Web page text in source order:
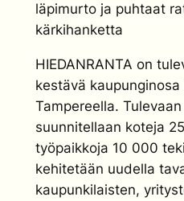
läpimurto ja puhtaat
kärkihanketta
HIEDANRANTA on
kestävä
Tampereella.
suunnitellaan koteja
työpaikkoja 10 000
kehitetään uudella
kaupunkilaisten,